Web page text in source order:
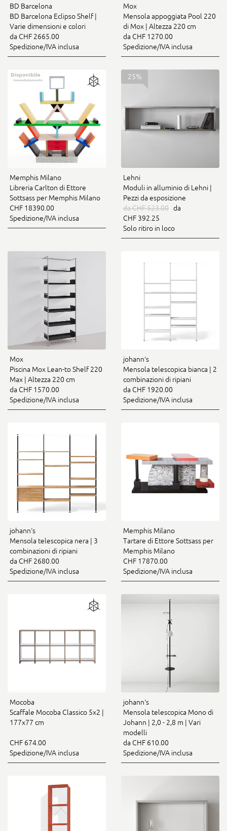
BD Barcelona
BD Barcelona Eclipso Shelf |
Varie dimensioni e colori
da CHF 2665.00
Spedizione/IVA inclusa
Mox
Mensola appoggiata Pool 220
di Mox | Altezza 220 cm
da CHF 1270.00
Spedizione/IVA inclusa
Memphis Milano
Libreria Carlton di Ettore
Sottsass per Memphis Milano
CHF 18390.00
Spedizione/IVA inclusa
25%
Lehni
Moduli in alluminio di Lehni |
Pezzi da esposizione
da CHF 523.00 da
CHF 392.25
Solo ritiro in loco
Mox
Piscina Mox Lean-to Shelf 220
Max | Altezza 220 cm
da CHF 1570.00
Spedizione/IVA inclusa
johann‘s
Mensola telescopica bianca | 2
combinazioni di ripiani
da CHF 1920.00
Spedizione/IVA inclusa
johann‘s
Mensola telescopica nera | 3
combinazioni di ripiani
da CHF 2680.00
Spedizione/IVA inclusa
Memphis Milano
Tartare di Ettore Sottsass per
Memphis Milano
CHF 17870.00
Spedizione/IVA inclusa
Mocoba
Scaffale Mocoba Classico 5x2 |
177x77 cm
CHF 674.00
Spedizione/IVA inclusa
johann‘s
Mensola telescopica Mono di
Johann | 2,0 - 2,8 m | Vari
modelli
da CHF 610.00
Spedizione/IVA inclusa